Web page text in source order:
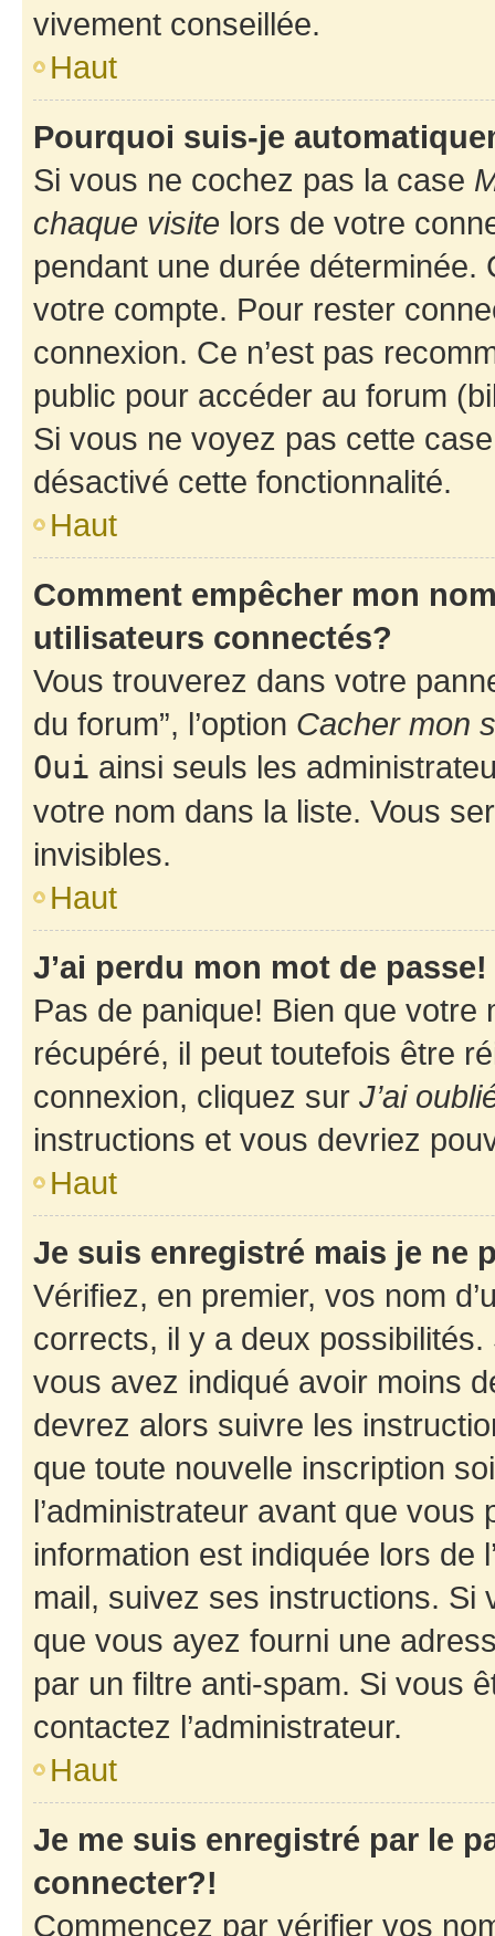
vivement conseillée.
Haut
Pourquoi suis-je
Si vous ne cochez pas la case
chaque visite lors de votre
pendant une durée déterminée.
votre compte. Pour rester
connexion. Ce n’est pas
public pour accéder au forum
Si vous ne voyez pas cette
désactivé cette fonctionnalité.
Haut
Comment empêcher mon
utilisateurs connectés?
Vous trouverez dans votre
du forum”, l’option Cacher mon
Oui ainsi seuls les
votre nom dans la liste. Vous
invisibles.
Haut
J’ai perdu mon mot de passe!
Pas de panique! Bien que
récupéré, il peut toutefois être
connexion, cliquez sur J’ai
instructions et vous devriez
Haut
Je suis enregistré mais je ne
Vérifiez, en premier, vos nom
corrects, il y a deux
vous avez indiqué avoir moins
devrez alors suivre les
que toute nouvelle inscription
l’administrateur avant que
information est indiquée lors de
mail, suivez ses instructions. Si
que vous ayez fourni une
par un filtre anti-spam. Si vous
contactez l’administrateur.
Haut
Je me suis enregistré par le
connecter?!
Commencez par vérifier vos